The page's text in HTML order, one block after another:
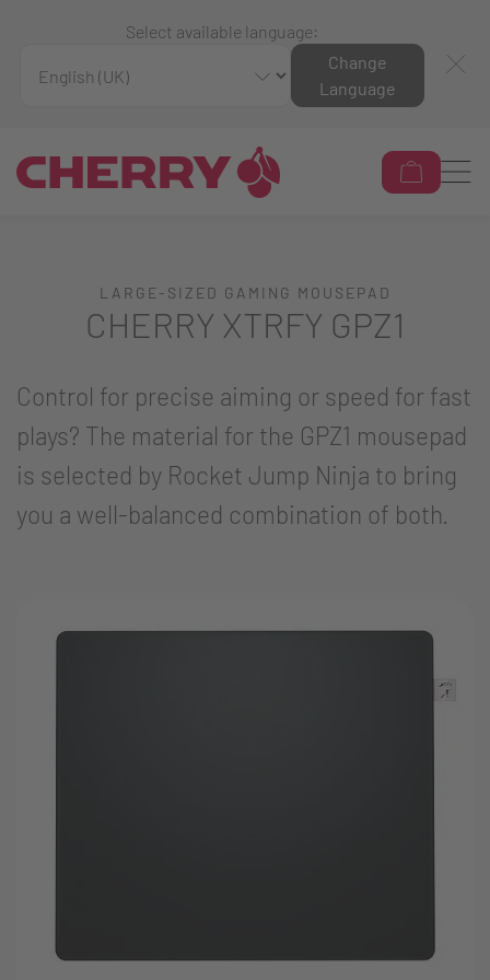
Select available language:
Change
Language
LARGE-SIZED GAMING MOUSEPAD
CHERRY XTRFY GPZ1
Control for precise aiming or speed for fast
plays? The material for the GPZ1 mousepad
is selected by Rocket Jump Ninja to bring
you a well-balanced combination of both.